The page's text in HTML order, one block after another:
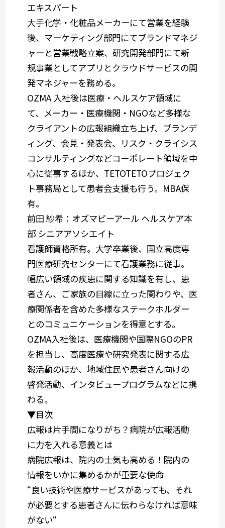
エキスパート
大手化学・化粧品メーカーにて営業を経験
後、マーケティング部門にてブランドマネジ
ャーと営業戦略立案、研究開発部門にて新
規事業としてアプリとクラウドサービスの開
発マネジャーを務める。
OZMA 入社後は医療・ヘルスケア領域に
て、メーカー・医療機関・NGOなど多様な
クライアントの広報組織立ち上げ、ブランデ
ィング、会見・発表会、リスク・クライシス
コンサルティングなどコーポレート領域を中
心に従事するほか、TETOTETOプロジェク
ト事務局として患者会支援も行う。MBA保
有。
前田 紗希：オズマピーアール ヘルスケア本
部 シニアアソシエイト
看護師資格所有。大学卒業後、国立高度専
門医療研究センターにて看護業務に従事。
幅広い領域の疾患に関する知識を有し、患
者さん、ご家族の目線に立った関わりや、医
療関係者を含めた多様なステークホルダー
とのコミュニケーションを得意とする。
OZMA入社後は、医療機関や国際NGOのPR
を担当し、高度医療や研究発表に関する広
報活動のほか、地域住民や患者さん向けの
啓発活動、インタビュープログラムなどに携
わる。
▼目次
広報は片手間になりがち？病院が広報活動
に力を入れる意義とは
病院広報は、院内の士気も高める！院内の
情報をいかに集めるかが重要な使命
“良い技術や医療サービスがあっても、それ
が必要とする患者さんに伝わらなければ意味
がない“